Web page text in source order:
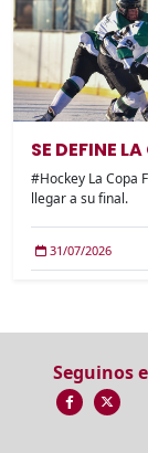
SE DEFINE
#Hockey La Copa
llegar a su final.
31/07/2026
Seguinos